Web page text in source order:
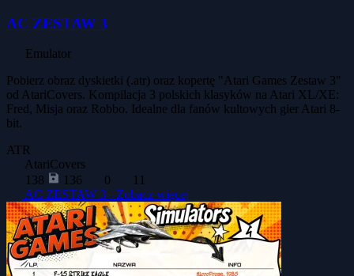
AC ZESTAW 3
Emulator
Pobierz obraz dyskietki (.atr) oraz kopertę "Atari Games Zestaw 3"
od AtariCovers. Kompilacja 3 polskich klasyków na Atari XL/XE:
Fred, Misja oraz Robbo. Idealne dla fanów kultowych gier Atari 8-
bit.
ATR
AtariCovers
138
136 0
11
AC ZESTAW 3 - Zobacz więcej